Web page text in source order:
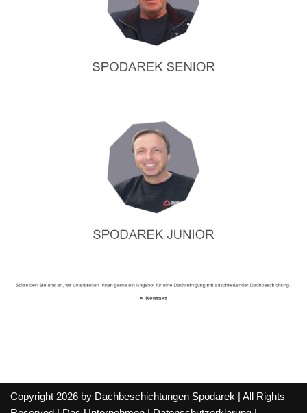
Copyright 2026 by Dachbeschichtungen Spodarek | All Rights